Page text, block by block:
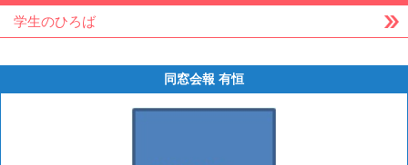
学生のひろば
同窓会報 有恒